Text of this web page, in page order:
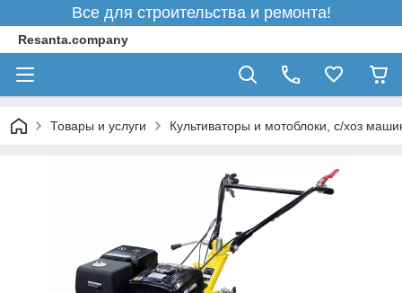
Все для строительства и ремонта!
Resanta.company
Товары и услуги Культиваторы и мотоблоки, с/хоз